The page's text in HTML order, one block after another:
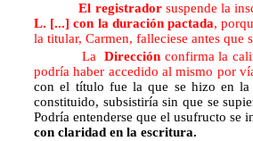
El registradorsuspende la
L. [...] con la duración pactada,
la titular, Carmen, falleciese antes
LaDirección confirma la
podría haber accedido al mismo por
con el título fue la que se hizo en la
constituido, subsistiría sin que se
Podría entenderse que el usufructo se
con claridad en la escritura.